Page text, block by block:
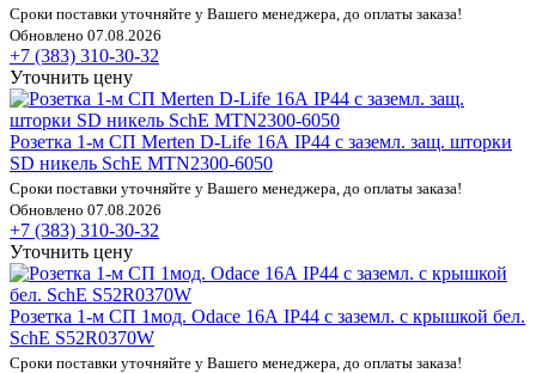
Сроки поставки уточняйте у Вашего менеджера, до оплаты заказа!
Обновлено 07.08.2026
+7 (383) 310-30-32
Уточнить цену
Розетка 1-м СП Merten D-Life 16А IP44 с заземл. защ. шторки
SD никель SchE MTN2300-6050
Сроки поставки уточняйте у Вашего менеджера, до оплаты заказа!
Обновлено 07.08.2026
+7 (383) 310-30-32
Уточнить цену
Розетка 1-м СП 1мод. Odace 16А IP44 с заземл. с крышкой бел.
SchE S52R0370W
Сроки поставки уточняйте у Вашего менеджера, до оплаты заказа!